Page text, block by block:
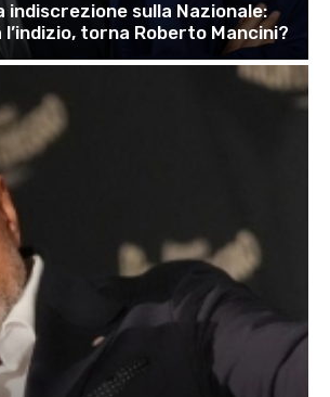
indiscrezione sulla Nazionale:
l’indizio, torna Roberto Mancini?